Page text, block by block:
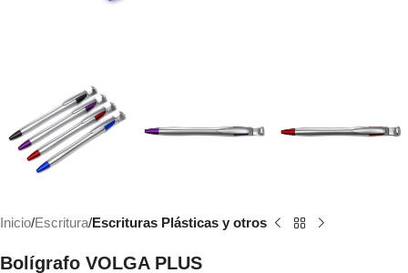
Inicio Escritura Escrituras Plásticas y otros
Bolígrafo VOLGA PLUS